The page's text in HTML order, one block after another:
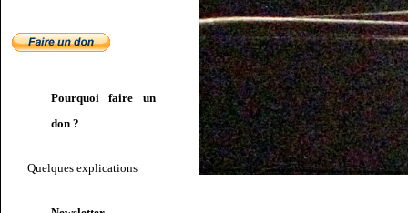
Pourquoi faire un
don ?
Quelques explications